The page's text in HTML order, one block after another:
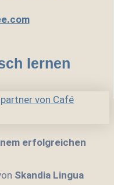
lernen
erfolgreichen
Skandia Lingua